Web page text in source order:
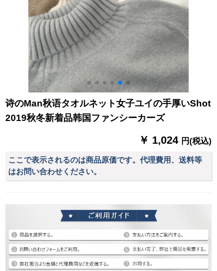
诗のMan秋语タオルネット女子ユイの手厚いShot
2019秋冬新着品韩国ファンシーカーズ
￥ 1,024 円(税込)
ここで表示されるのは商品原価です。代理費用、送料等
はお問い合わせください。